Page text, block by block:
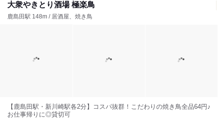
大衆やきとり酒場 極楽鳥
鹿島田駅 148m / 居酒屋、焼き鳥
【鹿島田駅・新川崎駅各2分】コスパ抜群！こだわりの焼き鳥全品64円♪
お仕事帰りに◎貸切可